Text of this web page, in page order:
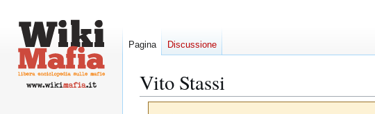
Vito Stassi
Pagina Discussione